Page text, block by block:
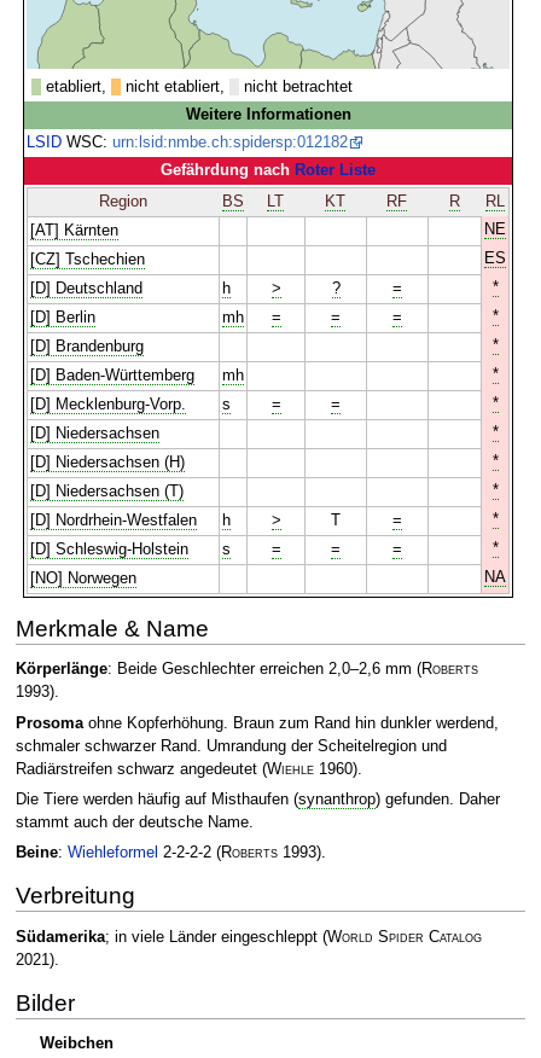
etabliert, nicht etabliert,
nicht betrachtet
Weitere Informationen
LSID WSC:urn:lsid:nmbe.ch:spidersp:012182
Gefährdung nach Roter Liste
Region
BS LT KT RF R
RL
[AT] Kärnten
NE
[CZ] Tschechien
ES
[D] Deutschland
h > ? =
*
[D] Berlin
mh = = =
*
[D] Brandenburg
*
[D] Baden-Württemberg
mh
*
[D] Mecklenburg-Vorp.
s = =
*
[D] Niedersachsen
*
[D] Niedersachsen (H)
*
[D] Niedersachsen (T)
*
[D] Nordrhein-Westfalen
h > T =
*
[D] Schleswig-Holstein
s = = =
*
[NO] Norwegen
NA
Merkmale & Name
Körperlänge: Beide Geschlechter erreichen 2,0–2,6 mm (Roberts
1993).
Prosomaohne Kopferhöhung. Braun zum Rand hin dunkler werdend,
schmaler schwarzer Rand. Umrandung der Scheitelregion und
Radiärstreifen schwarz angedeutet (Wiehle1960).
Die Tiere werden häufig auf Misthaufen (synanthrop) gefunden. Daher
stammt auch der deutsche Name.
Beine: Wiehleformel 2-2-2-2 (Roberts1993).
Verbreitung
Südamerika; in viele Länder eingeschleppt (World Spider Catalog
2021).
Bilder
Weibchen